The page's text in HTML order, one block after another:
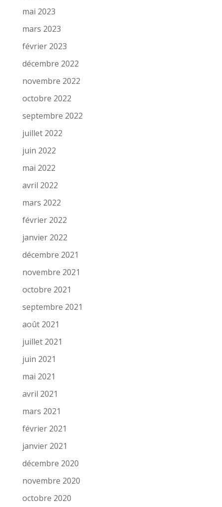
mai 2023
mars 2023
février 2023
décembre 2022
novembre 2022
octobre 2022
septembre 2022
juillet 2022
juin 2022
mai 2022
avril 2022
mars 2022
février 2022
janvier 2022
décembre 2021
novembre 2021
octobre 2021
septembre 2021
août 2021
juillet 2021
juin 2021
mai 2021
avril 2021
mars 2021
février 2021
janvier 2021
décembre 2020
novembre 2020
octobre 2020